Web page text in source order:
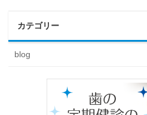
カテゴリー
blog